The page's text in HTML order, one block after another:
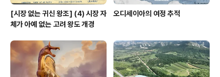
[시장 없는 귀신 왕조] (4) 시장 자
체가 아예 없는 고려 왕도 개경
오디세이아의 여정 추적